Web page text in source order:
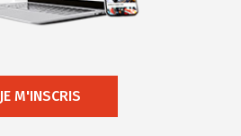
JE M'INSCRIS